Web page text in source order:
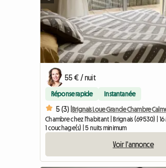
55 € / nuit
Réponse rapide Instantanée
5 (3) |Brignais Loue Grande Chambre
Chambre chez l'habitant | Brignais (69530) | 16
1 couchage(s) | 5 nuits minimum
Voir l'annonce